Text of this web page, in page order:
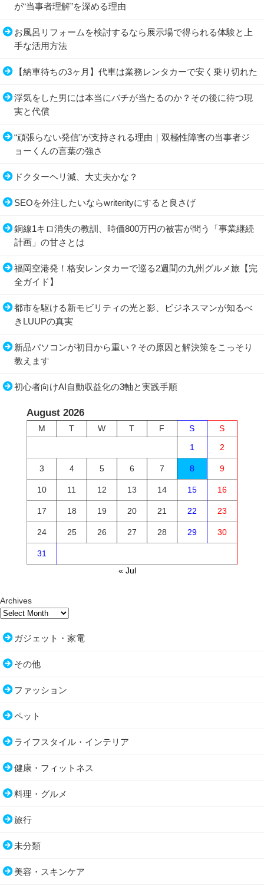
が“当事者理解”を深める理由
お風呂リフォームを検討するなら展示場で得られる体験と上
手な活用方法
【納車待ちの3ヶ月】代車は業務レンタカーで安く乗り切れた
浮気をした男には本当にバチが当たるのか？その後に待つ現
実と代償
“頑張らない発信”が支持される理由｜双極性障害の当事者ジ
ョーくんの言葉の強さ
ドクターヘリ減、大丈夫かな？
SEOを外注したいならwriterityにすると良さげ
銅線1キロ消失の教訓、時価800万円の被害が問う「事業継続
計画」の甘さとは
福岡空港発！格安レンタカーで巡る2週間の九州グルメ旅【完
全ガイド】
都市を駆ける新モビリティの光と影、ビジネスマンが知るべ
きLUUPの真実
新品パソコンが初日から重い？その原因と解決策をこっそり
教えます
初心者向けAI自動収益化の3軸と実践手順
August 2026
M T W T F S
S
1
2
3 4 5 6 7 8 9
10 11 12 13 14 15 16
17 18 19 20 21 22 23
24 25 26 27 28 29 30
31
« Jul
Archives
ガジェット・家電
その他
ファッション
ペット
ライフスタイル・インテリア
健康・フィットネス
料理・グルメ
旅行
未分類
美容・スキンケア